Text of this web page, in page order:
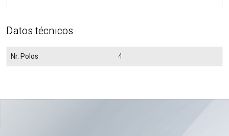
Datos técnicos
Nr. Polos 4